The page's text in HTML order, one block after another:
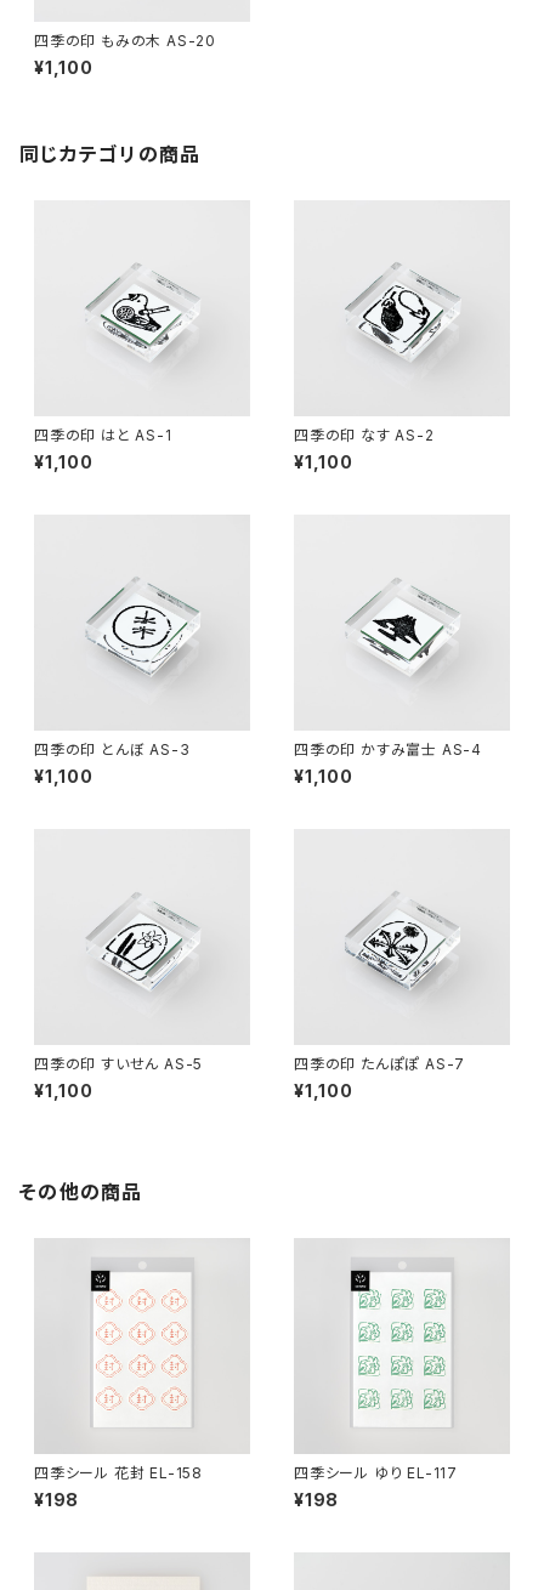
四季の印 もみの木 AS-20
¥1,100
同じカテゴリの商品
四季の印 はと AS-1
¥1,100
四季の印 なす AS-2
¥1,100
四季の印 とんぼ AS-3
¥1,100
四季の印 かすみ富士 AS-4
¥1,100
四季の印 すいせん AS-5
¥1,100
四季の印 たんぽぽ AS-7
¥1,100
その他の商品
四季シール 花封 EL-158
¥198
四季シール ゆり EL-117
¥198